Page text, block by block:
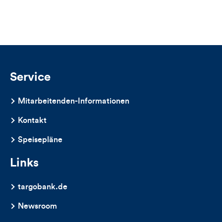
Kommentare
dieses
Artikels
Service
Mitarbeitenden-Informationen
Kontakt
Speisepläne
Links
targobank.de
Newsroom